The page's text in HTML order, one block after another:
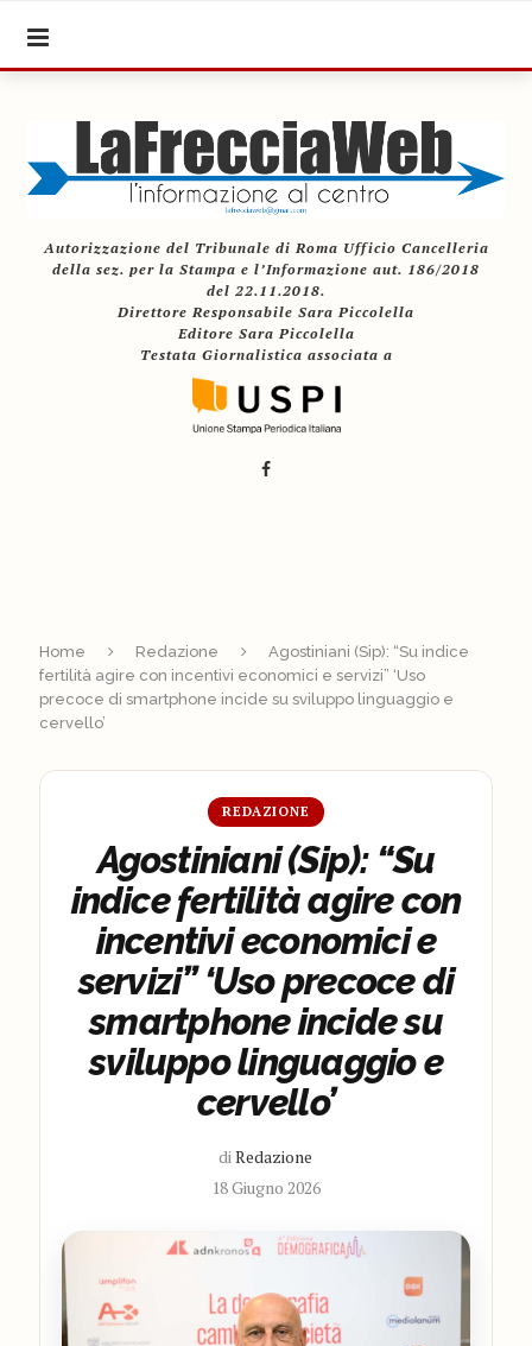
Autorizzazione del Tribunale di Roma Ufficio Cancelleria
della sez. per la Stampa e l’Informazione aut. 186/2018
del 22.11.2018.
Direttore Responsabile Sara Piccolella
Editore Sara Piccolella
Testata Giornalistica associata a
Home Redazione
Agostiniani (Sip): “Su indice
fertilità agire con incentivi economici e servizi” ‘Uso
precoce di smartphone incide su sviluppo linguaggio e
cervello’
REDAZIONE
Agostiniani (Sip): “Su
indice fertilità agire con
incentivi economici e
servizi” ‘Uso precoce di
smartphone incide su
sviluppo linguaggio e
cervello’
diRedazione
18 Giugno 2026